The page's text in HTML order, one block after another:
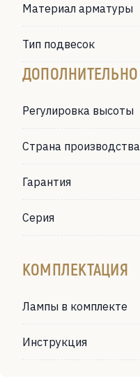
Материал арматуры
Тип подвесок
ДОПОЛНИТЕЛЬНО
Регулировка высоты
Страна производства
Гарантия
Серия
КОМПЛЕКТАЦИЯ
Лампы в комплекте
Инструкция